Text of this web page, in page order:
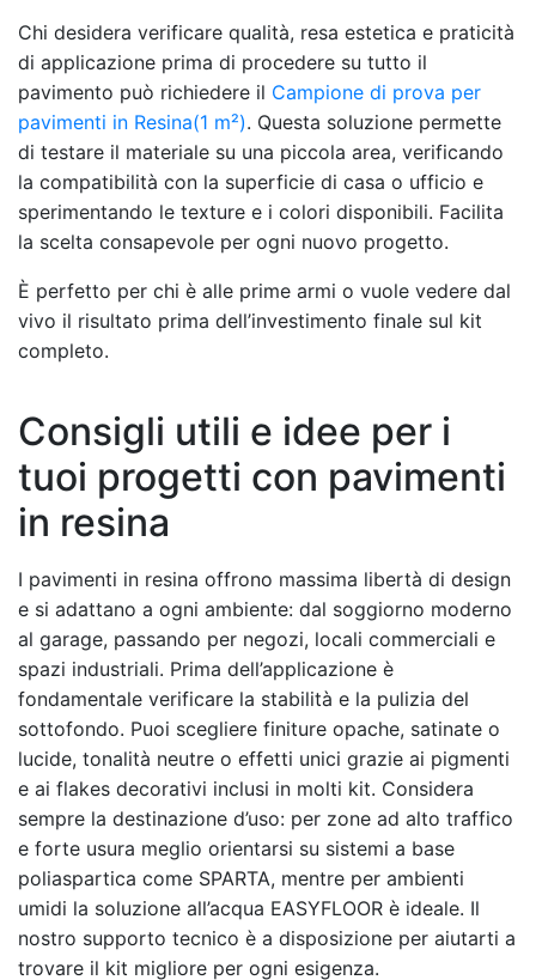
Chi desidera verificare qualità, resa estetica e praticità
di applicazione prima di procedere su tutto il
pavimento può richiedere il Campione di prova per
pavimenti in Resina(1 m²). Questa soluzione permette
di testare il materiale su una piccola area, verificando
la compatibilità con la superficie di casa o ufficio e
sperimentando le texture e i colori disponibili. Facilita
la scelta consapevole per ogni nuovo progetto.
È perfetto per chi è alle prime armi o vuole vedere dal
vivo il risultato prima dell’investimento finale sul kit
completo.
Consigli utili e idee per i
tuoi progetti con pavimenti
in resina
I pavimenti in resina offrono massima libertà di design
e si adattano a ogni ambiente: dal soggiorno moderno
al garage, passando per negozi, locali commerciali e
spazi industriali. Prima dell’applicazione è
fondamentale verificare la stabilità e la pulizia del
sottofondo. Puoi scegliere finiture opache, satinate o
lucide, tonalità neutre o effetti unici grazie ai pigmenti
e ai flakes decorativi inclusi in molti kit. Considera
sempre la destinazione d’uso: per zone ad alto traffico
e forte usura meglio orientarsi su sistemi a base
poliaspartica come SPARTA, mentre per ambienti
umidi la soluzione all’acqua EASYFLOOR è ideale. Il
nostro supporto tecnico è a disposizione per aiutarti a
trovare il kit migliore per ogni esigenza.